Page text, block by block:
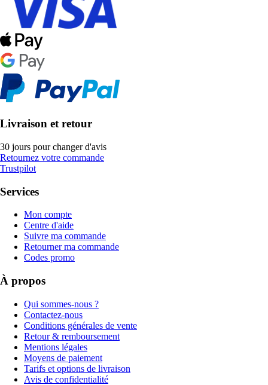
Livraison et retour
30 jours pour changer d'avis
Retournez votre commande
Trustpilot
Services
Mon compte
Centre d'aide
Suivre ma commande
Retourner ma commande
Codes promo
À propos
Qui sommes-nous ?
Contactez-nous
Conditions générales de vente
Retour & remboursement
Mentions légales
Moyens de paiement
Tarifs et options de livraison
Avis de confidentialité